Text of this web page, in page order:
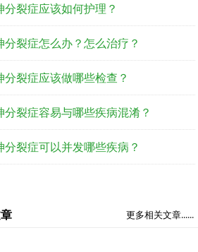
分裂症应该如何护理？
分裂症怎么办？怎么治疗？
分裂症应该做哪些检查？
分裂症容易与哪些疾病混淆？
分裂症可以并发哪些疾病？
更多相关文章......